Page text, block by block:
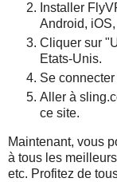
Installer
Android, iOS,
Cliquer sur
Etats-Unis.
Se
Aller à
ce site.
Maintenant, vous
à tous les
etc. Profitez de